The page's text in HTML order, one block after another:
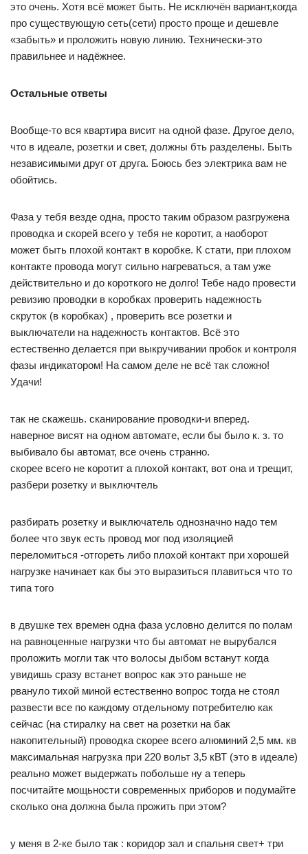
это очень. Хотя всё может быть. Не исключён вариант,когда
про существующую сеть(сети) просто проще и дешевле
«забыть» и проложить новую линию. Технически-это
правильнее и надёжнее.
Остальные ответы
Вообще-то вся квартира висит на одной фазе. Другое дело,
что в идеале, розетки и свет, должны бть разделены. Быть
независимыми друг от друга. Боюсь без электрика вам не
обойтись.
Фаза у тебя везде одна, просто таким образом разгружена
проводка и скорей всего у тебя не коротит, а наоборот
может быть плохой контакт в коробке. К стати, при плохом
контакте провода могут сильно нагреваться, а там уже
действительно и до короткого не долго! Тебе надо провести
ревизию проводки в коробках проверить надежность
скруток (в коробках) , проверить все розетки и
выключатели на надежность контактов. Всё это
естественно делается при выкручивании пробок и контроля
фазы индикатором! На самом деле не всё так сложно!
Удачи!
так не скажешь. сканирование проводки-и вперед.
наверное висят на одном автомате, если бы было к. з. то
выбивало бы автомат, все очень странно.
скорее всего не коротит а плохой контакт, вот она и трещит,
разбери розетку и выключтель
разбирать розетку и выключатель однозначно надо тем
более что звук есть провод мог под изоляцией
переломиться -отгореть либо плохой контакт при хорошей
нагрузке начинает как бы это выразиться плавиться что то
типа того
в двушке тех времен одна фаза условно делится по полам
на равноценные нагрузки что бы автомат не вырубался
проложить могли так что волосы дыбом встанут когда
увидишь сразу встанет вопрос как это раньше не
рвануло тихой миной естественно вопрос тогда не стоял
развести все по каждому отдельному потребителю как
сейчас (на стиралку на свет на розетки на бак
накопительный) проводка скорее всего алюминий 2,5 мм. кв
максимальная нагрузка при 220 вольт 3,5 кВТ (это в идеале)
реально может выдержать побольше ну а теперь
посчитайте мощьности современных приборов и подумайте
сколько она должна была прожить при этом?
у меня в 2-ке было так : коридор зал и спальня свет+ три